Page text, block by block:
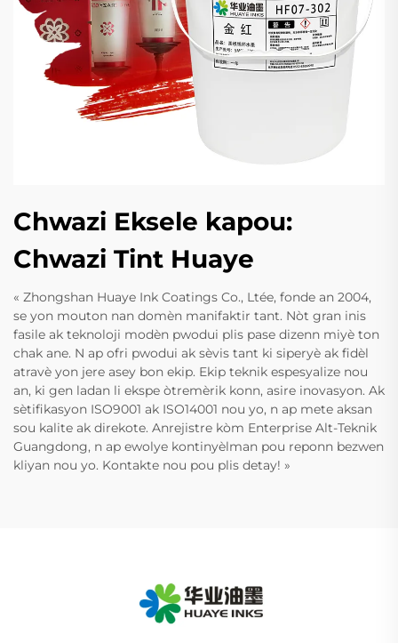
Chwazi Eksele kapou:
Chwazi Tint Huaye
« Zhongshan Huaye Ink Coatings Co., Ltée, fonde an 2004,
se yon mouton nan domèn manifaktir tant. Nòt gran inis
fasile ak teknoloji modèn pwodui plis pase dizenn miyè ton
chak ane. N ap ofri pwodui ak sèvis tant ki siperyè ak fidèl
atravè yon jere asey bon ekip. Ekip teknik espesyalize nou
an, ki gen ladan li ekspe òtremèrik konn, asire inovasyon. Ak
sètifikasyon ISO9001 ak ISO14001 nou yo, n ap mete aksan
sou kalite ak direkote. Anrejistre kòm Enterprise Alt-Teknik
Guangdong, n ap ewolye kontinyèlman pou reponn bezwen
kliyan nou yo. Kontakte nou pou plis detay! »